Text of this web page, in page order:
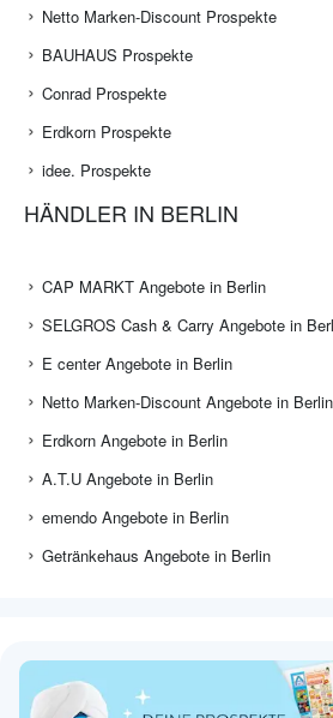
Netto Marken-Discount Prospekte
BAUHAUS Prospekte
Conrad Prospekte
Erdkorn Prospekte
idee. Prospekte
HÄNDLER IN BERLIN
CAP MARKT Angebote in Berlin
SELGROS Cash & Carry Angebote in
E center Angebote in Berlin
Netto Marken-Discount Angebote in Berlin
Erdkorn Angebote in Berlin
A.T.U Angebote in Berlin
emendo Angebote in Berlin
Getränkehaus Angebote in Berlin